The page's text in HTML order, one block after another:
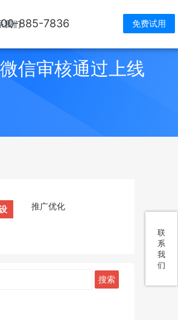
885-7836 免费试用
我们
联
系
我
们
信审核通过上线
推广优化